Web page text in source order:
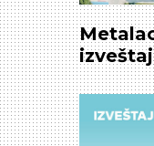
komori